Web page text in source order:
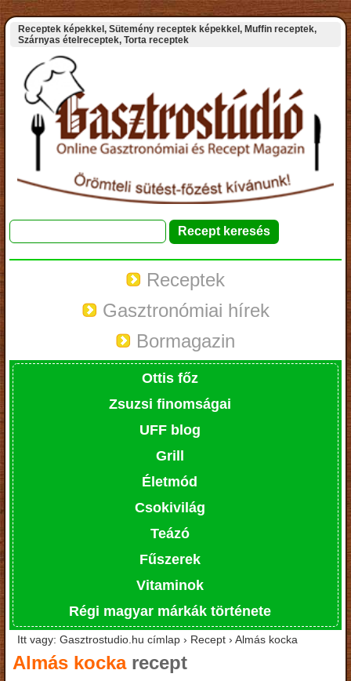
Receptek képekkel, Sütemény receptek képekkel, Muffin receptek,
Szárnyas ételreceptek, Torta receptek
Receptek
Gasztronómiai hírek
Bormagazin
Ottis főz
Zsuzsi finomságai
UFF blog
Grill
Életmód
Csokivilág
Teázó
Fűszerek
Vitaminok
Régi magyar márkák története
Itt vagy: Gasztrostudio.hu címlap › Recept › Almás kocka
Almás kockarecept